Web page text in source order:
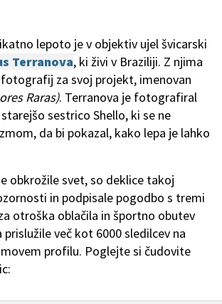
lepoto je v objektiv ujel švicarski
Terranova, ki živi v Braziliji. Z njima
za svoj projekt, imenovan
Raras). Terranova je fotografiral
sestrico Shello, ki se ne
da bi pokazal, kako lepa je lahko
obkrožile svet, so deklice takoj
in podpisale pogodbo s tremi
otroška oblačila in športno obutev
več kot 6000 sledilcev na
profilu. Poglejte si čudovite